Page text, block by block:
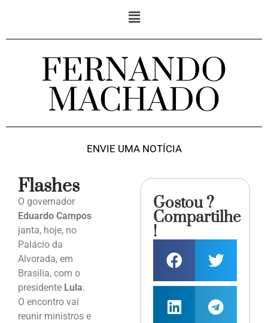
FERNANDO
MACHADO
ENVIE UMA NOTÍCIA
Flashes
O governador
Eduardo Campos
janta, hoje, no
Palácio da
Alvorada, em
Brasilia, com o
presidente Lula.
O encontro vai
reunir ministros e
Gostou ?
Compartilhe
!